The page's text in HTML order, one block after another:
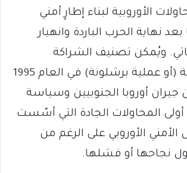
الأوروبية لبناء إطارٍ أمني
نهاية الحرب الباردة وانهيار
ويُمكن تصنيف الشراكة
الأورومتوسطية (أو عملية برشلونة) في العام 1995
15 من جيران أوروبا الجنوبيين وسياسة
أولى المحاولات الجادة التي أسّست
الأمني ​​الأوروبي على الرغم من
نجاحها أو فشلها.